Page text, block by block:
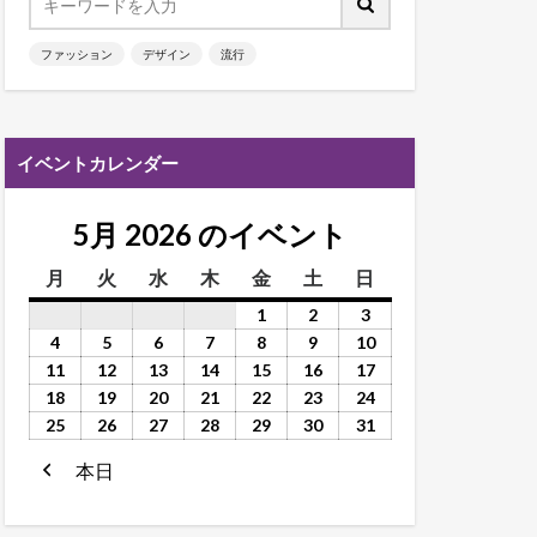
ファッション デザイン 流行
イベントカレンダー
5月 2026 のイベント
月 火 水 木 金 土 日
1 2
3
4
5 6 7 8 9
10
11
12 13 14 15 16
17
18
19 20 21 22 23
24
25
26 27 28 29 30 31
前
本日